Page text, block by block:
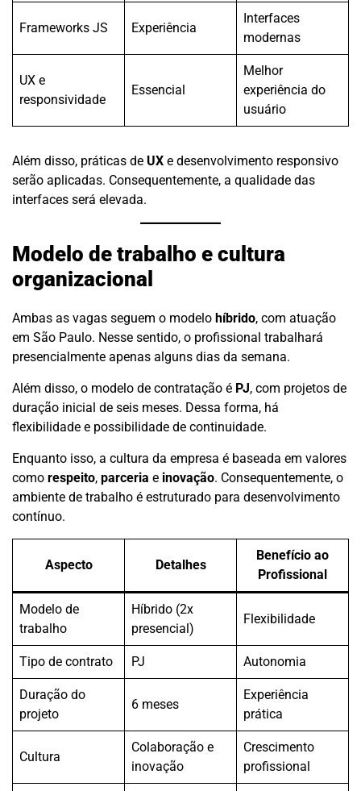
Frameworks JS Experiência
Interfaces
modernas
UX e
responsividade
Essencial
Melhor
experiência do
usuário
Além disso, práticas de UX e desenvolvimento responsivo
serão aplicadas. Consequentemente, a qualidade das
interfaces será elevada.
Modelo de trabalho e cultura
organizacional
Ambas as vagas seguem o modelo híbrido, com atuação
em São Paulo. Nesse sentido, o profissional trabalhará
presencialmente apenas alguns dias da semana.
Além disso, o modelo de contratação é PJ, com projetos de
duração inicial de seis meses. Dessa forma, há
flexibilidade e possibilidade de continuidade.
Enquanto isso, a cultura da empresa é baseada em valores
como respeito, parceria e inovação. Consequentemente, o
ambiente de trabalho é estruturado para desenvolvimento
contínuo.
Aspecto Detalhes
Benefício ao
Profissional
Modelo de
trabalho
Híbrido (2x
presencial)
Flexibilidade
Tipo de contrato PJ Autonomia
Duração do
projeto
6 meses
Experiência
prática
Cultura
Colaboração e
inovação
Crescimento
profissional